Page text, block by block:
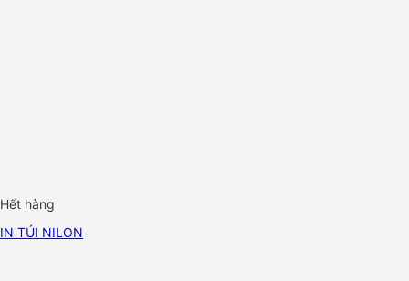
Hết hàng
IN TÚI NILON